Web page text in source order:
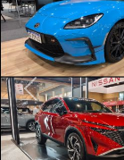
Previous